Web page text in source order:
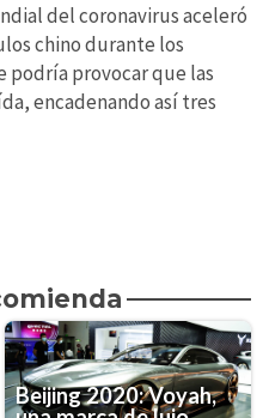
del coronavirus aceleró
chino durante los
podría provocar que las
encadenando así tres
Beijing 2020: Voyah,